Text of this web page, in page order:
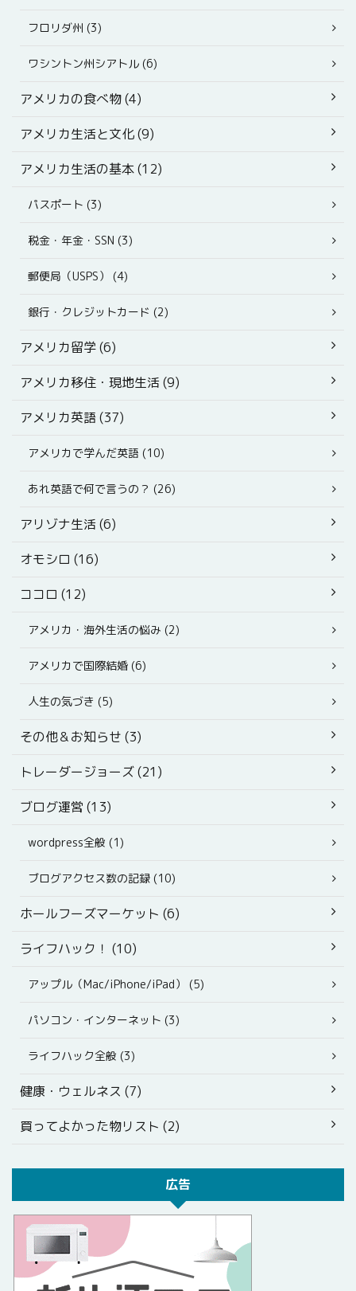
フロリダ州 (3)
ワシントン州シアトル (6)
アメリカの食べ物 (4)
アメリカ生活と文化 (9)
アメリカ生活の基本 (12)
パスポート (3)
税金・年金・SSN (3)
郵便局（USPS） (4)
銀行・クレジットカード (2)
アメリカ留学 (6)
アメリカ移住・現地生活 (9)
アメリカ英語 (37)
アメリカで学んだ英語 (10)
あれ英語で何で言うの？ (26)
アリゾナ生活 (6)
オモシロ (16)
ココロ (12)
アメリカ・海外生活の悩み (2)
アメリカで国際結婚 (6)
人生の気づき (5)
その他＆お知らせ (3)
トレーダージョーズ (21)
ブログ運営 (13)
wordpress全般 (1)
ブログアクセス数の記録 (10)
ホールフーズマーケット (6)
ライフハック！ (10)
アップル（Mac/iPhone/iPad） (5)
パソコン・インターネット (3)
ライフハック全般 (3)
健康・ウェルネス (7)
買ってよかった物リスト (2)
広告